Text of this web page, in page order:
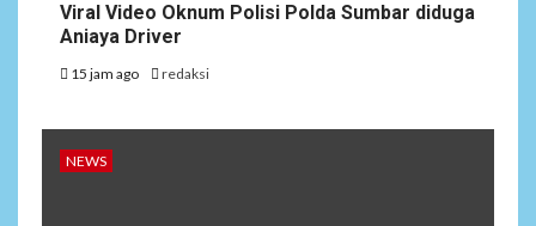
Viral Video Oknum Polisi Polda Sumbar diduga
Aniaya Driver
15 jam ago redaksi
NEWS